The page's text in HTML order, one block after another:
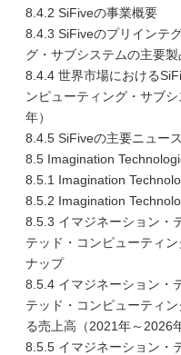
8.4.2 SiFiveの事業概要
8.4.3 SiFiveのプリインテ
グ・サブシステムの主要
8.4.4 世界市場における
ンピューティング・サブ
年）
8.4.5 SiFiveの主要ニュー
8.5 Imagination
8.5.1 Imagination
8.5.2 Imagination
8.5.3 イマジネーション・
テッド・コンピューティ
ナップ
8.5.4 イマジネーション・
テッド・コンピューティ
る売上高（2021年～2026
8.5.5 イマジネーション・